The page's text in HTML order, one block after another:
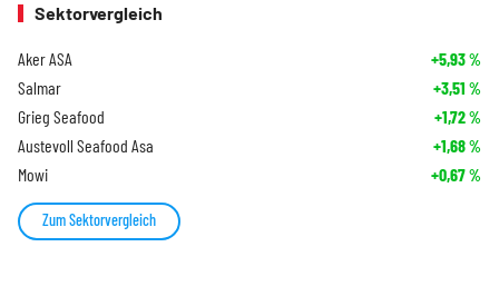
Sektorvergleich
Aker ASA +5,93%
Salmar +3,51 %
Grieg Seafood +1,72%
Austevoll Seafood Asa +1,68%
Mowi +0,67%
Zum Sektorvergleich